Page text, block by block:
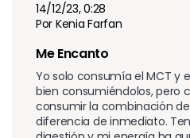
14/12/23, 0:28
Por Kenia Farfan
Me Encanto
Yo solo consumía el MCT y
bien consumiéndolos, pero
consumir la combinación
diferencia de inmediato.